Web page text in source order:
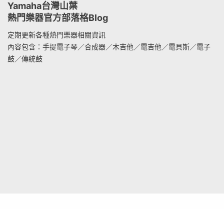
Yamaha台灣山葉
熱門樂器官方部落格Blog
定期更新各種熱門樂器相關資訊
內容包含：手提電子琴／合成器／木吉他／電吉他／電貝斯／電子
鼓／傳統鼓